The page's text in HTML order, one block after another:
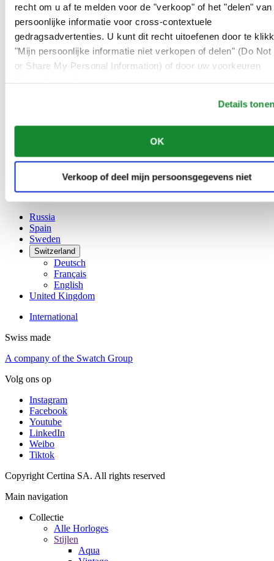
recht om u af te melden voor de "verkoop" of het "delen" van
persoonlijke informatie voor cross-contextuele
gedragsadvertenties. U kunt dit recht uitoefenen door te
"Mijn persoonlijke informatie niet verkopen of delen" (Do Not
or Share My Personal Information) of door uw voorkeuren
Details
OK
Verkoop of deel mijn persoonsgegevens niet
Belgium
Français
China
English
简体中文
Denmark
Ireland
Français
Netherlands
Poland
Russia
Spain
Sweden
Switzerland
Deutsch
Français
English
United Kingdom
International
Swiss made
A company of the Swatch Group
Volg ons op
Instagram
Facebook
Youtube
LinkedIn
Weibo
Tiktok
Copyright Certina SA. All rights reserved
Main navigation
Collectie
Alle Horloges
Stijlen
Aqua